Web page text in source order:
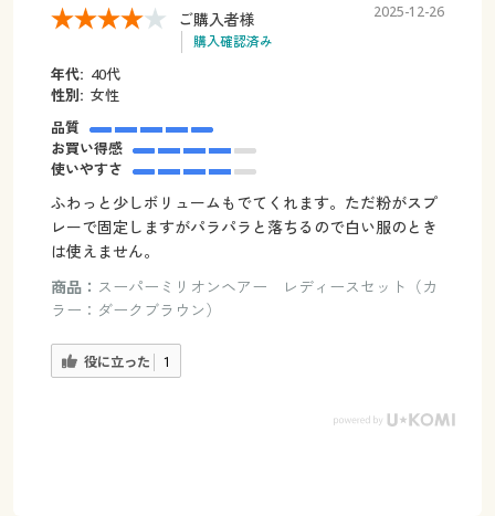
ご購入者様
購入確認済み
2025-12-26
年代: 40代
性別: 女性
品質
お買い得感
使いやすさ
ふわっと少しボリュームもでてくれます。ただ粉がスプ
レーで固定しますがパラパラと落ちるので白い服のとき
は使えません。
商品： スーパーミリオンヘアー レディースセット（カ
ラー：ダークブラウン）
役に立った 1